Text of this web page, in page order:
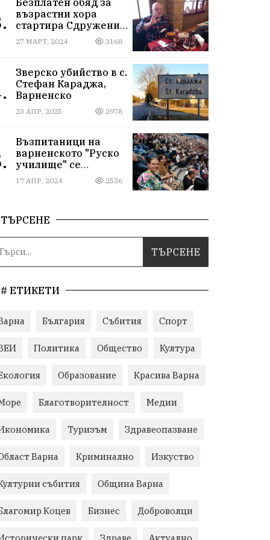
възрастни хора
стартира Сдружение
„Хора от народа“ във
Варна
27 МАРТ, 2024 3168
Зверско убийство в с.
Стефан Караджа,
Варненско
23 АПР, 2025 2978
Възпитаници на
варненското "Руско
училище" се
срещнаха на юбилея
си отвъд
17 АПР, 2024 2536
ТЪРСЕНЕ
# ЕТИКЕТИ
България Събития Спорт
Политика Общество Култура
Образование Красива Варна
Благотворителност Медии
Туризъм Здравеопазване
Варна Криминално Изкуство
събития Община Варна
Коцев Бизнес Доброволци
парк Здраве Актуално